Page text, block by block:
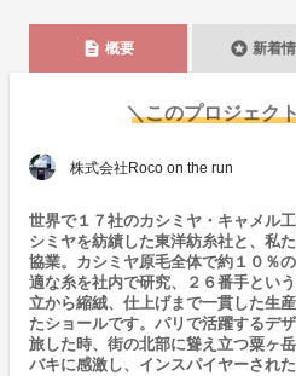
description 概要 stars 新着
＼このプロジェク
株式会社Roco on the run
世界で１７社のカシミヤ・キャメル
シミヤを紡績した東洋紡糸社と、私
協業。カシミヤ原毛全体で約１０％
適な糸を社内で研究、２６番手とい
立から縮絨、仕上げまで一貫した生
たショールです。パリで活躍するデ
旅した時、街の北部に聳え立つ粟ヶ
バキに感激し、インスパイヤーされた